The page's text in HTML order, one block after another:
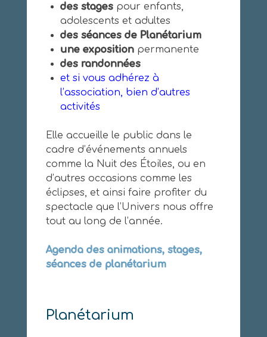
des stagespour enfants,
adolescents et adultes
des séances de Planétarium
une expositionpermanente
des randonnées
et si vous adhérez à
l’association, bien d’autres
activités
Elle accueille le public dans le
cadre d’événements annuels
comme la Nuit des Étoiles, ou en
d’autres occasions comme les
éclipses, et ainsi faire profiter du
spectacle que l’Univers nous offre
tout au long de l’année.
Agenda des animations, stages,
séances de planétarium
Planétarium